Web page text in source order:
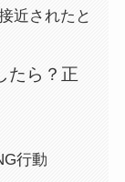
近されたと
たら？正
行動